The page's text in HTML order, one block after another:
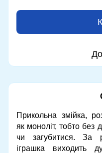
Прикольна змійка,
як моноліт, тобто без
чи загубитися. За
іграшка виходить